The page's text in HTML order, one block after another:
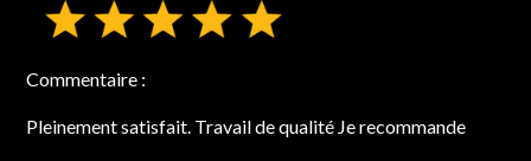
Commentaire :
Pleinement satisfait. Travail de qualité Je recommande